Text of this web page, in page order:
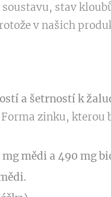
stav
v našich
a šetrností k
Forma zinku, kterou
mědi a 490 mg